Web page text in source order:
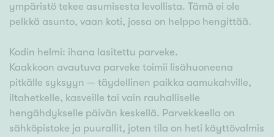
ympäristö tekee asumisesta levollista. Tämä ei ole
pelkkä asunto, vaan koti, jossa on helppo hengittää.
Kodin helmi: ihana lasitettu parveke.
Kaakkoon avautuva parveke toimii lisähuoneena
pitkälle syksyyn — täydellinen paikka aamukahville,
iltahetkelle, kasveille tai vain rauhalliselle
hengähdykselle päivän keskellä. Parvekkeella on
sähköpistoke ja puurallit, joten tila on heti käyttövalmis